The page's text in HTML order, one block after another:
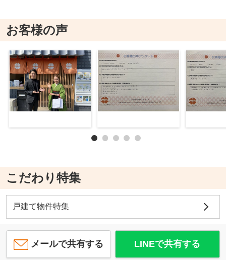
お客様の声
こだわり特集
戸建て物件特集
メールで共有する LINEで共有する